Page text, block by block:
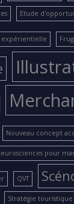
Etude
expérientielle
Nouveau concept
pour
QVT
Stratégie touristique